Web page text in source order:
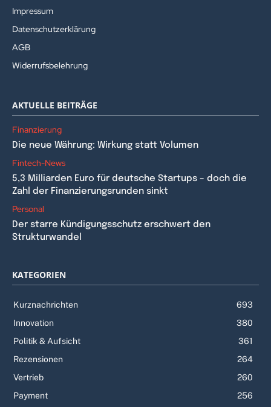
Impressum
Datenschutzerklärung
AGB
Widerrufsbelehrung
AKTUELLE BEITRÄGE
Finanzierung
Die neue Währung: Wirkung statt Volumen
Fintech-News
5,3 Milliarden Euro für deutsche Startups – doch die
Zahl der Finanzierungsrunden sinkt
Personal
Der starre Kündigungsschutz erschwert den
Strukturwandel
KATEGORIEN
Kurznachrichten
693
Innovation
380
Politik & Aufsicht
361
Rezensionen
264
Vertrieb
260
Payment
256